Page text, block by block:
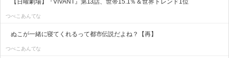
【日曜劇場】『VIVANT』第13話、世帯15.1％＆世界トレンド1位
つべこあんてな
ぬこが一緒に寝てくれるって都市伝説だよね？【再】
つべこあんてな